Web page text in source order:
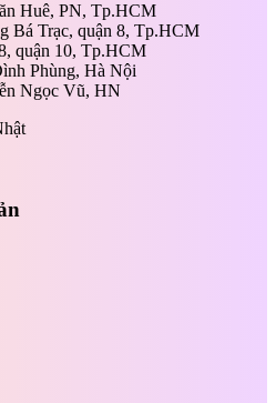
Huê, PN, Tp.HCM
Bá Trạc, quận 8, Tp.HCM
quận 10, Tp.HCM
Phùng, Hà Nội
Ngọc Vũ, HN